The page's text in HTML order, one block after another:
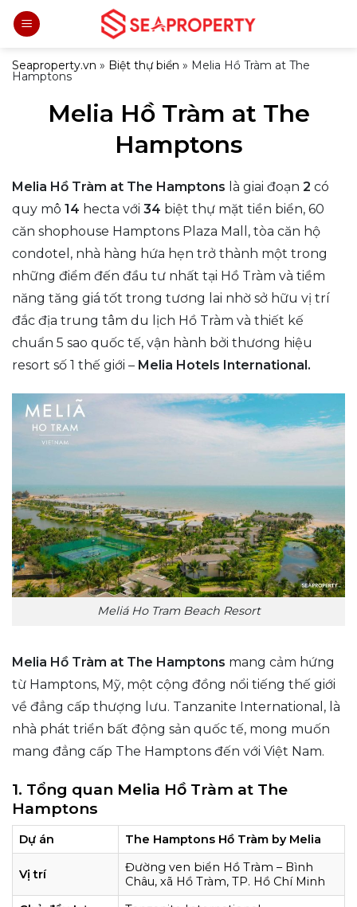
Bỏ
qua
dung
Seaproperty.vn » Biệt thự biển » Melia Hồ Tràm at The
Hamptons
Melia Hồ Tràm at The
Hamptons
Melia Hồ Tràm at The Hamptons là giai đoạn 2 có
quy mô 14 hecta với 34 biệt thự mặt tiền biển, 60
căn shophouse Hamptons Plaza Mall, tòa căn hộ
condotel, nhà hàng hứa hẹn trở thành một trong
những điểm đến đầu tư nhất tại Hồ Tràm và tiềm
năng tăng giá tốt trong tương lai nhờ sở hữu vị trí
đắc địa trung tâm du lịch Hồ Tràm và thiết kế
chuẩn 5 sao quốc tế, vận hành bởi thương hiệu
resort số 1 thế giới – Melia Hotels International.
Meliá Ho Tram Beach Resort
Melia Hồ Tràm at The Hamptons mang cảm hứng
từ Hamptons, Mỹ, một cộng đồng nổi tiếng thế giới
về đẳng cấp thượng lưu. Tanzanite International, là
nhà phát triển bất động sản quốc tế, mong muốn
mang đẳng cấp The Hamptons đến với Việt Nam.
1. Tổng quan Melia Hồ Tràm at The
Hamptons
Dự án The Hamptons Hồ Tràm by Melia
Vị trí
Đường ven biển Hồ Tràm – Bình
Châu, xã Hồ Tràm, TP. Hồ Chí Minh